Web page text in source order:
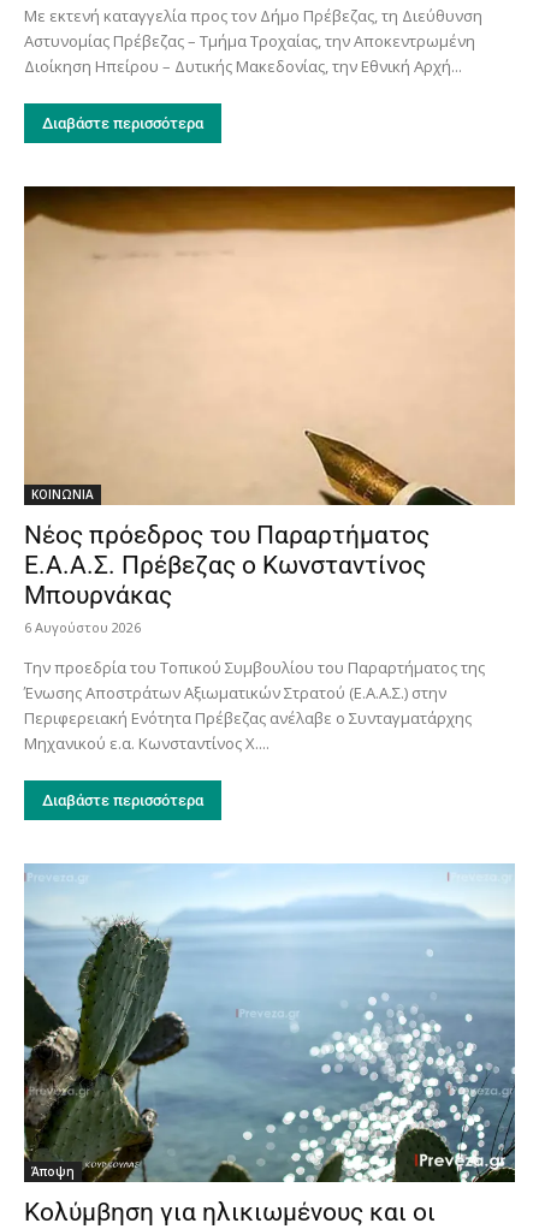
Με εκτενή καταγγελία προς τον Δήμο Πρέβεζας, τη Διεύθυνση
Αστυνομίας Πρέβεζας – Τμήμα Τροχαίας, την Αποκεντρωμένη
Διοίκηση Ηπείρου – Δυτικής Μακεδονίας, την Εθνική Αρχή...
Διαβάστε περισσότερα
ΚΟΙΝΩΝΙΑ
Νέος πρόεδρος του Παραρτήματος
Ε.Α.Α.Σ. Πρέβεζας ο Κωνσταντίνος
Μπουρνάκας
6 Αυγούστου 2026
Την προεδρία του Τοπικού Συμβουλίου του Παραρτήματος της
Ένωσης Αποστράτων Αξιωματικών Στρατού (Ε.Α.Α.Σ.) στην
Περιφερειακή Ενότητα Πρέβεζας ανέλαβε ο Συνταγματάρχης
Μηχανικού ε.α. Κωνσταντίνος Χ....
Διαβάστε περισσότερα
Άποψη
Κολύμβηση για ηλικιωμένους και οι